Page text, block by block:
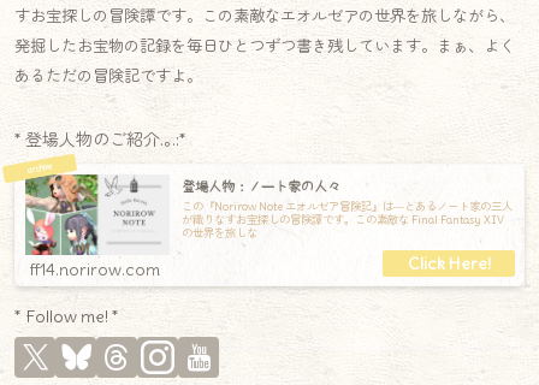
すお宝探しの冒険譚です。この素敵なエオルゼアの世界を旅しながら、
発掘したお宝物の記録を毎日ひとつずつ書き残しています。まぁ、よく
あるただの冒険記ですよ。
* 登場人物のご紹介.｡.:*
登場人物：ノート家の人々
この『Norirow Note エオルゼア冒険記』は―とあるノート家の三人
が織りなすお宝探しの冒険譚です。この素敵な Final Fantasy XIV
の世界を旅しな
ff14.norirow.com
* Follow me! *